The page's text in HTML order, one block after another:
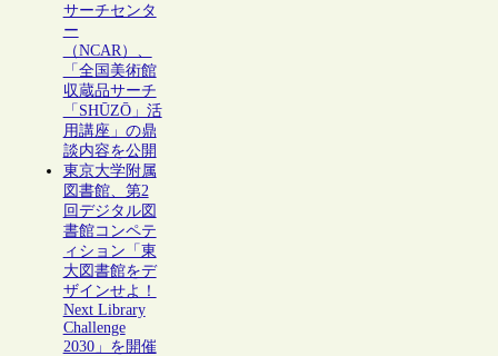
サーチセンタ
ー
（NCAR）、
「全国美術館
収蔵品サーチ
「SHŪZŌ」活
用講座」の鼎
談内容を公開
東京大学附属
図書館、第2
回デジタル図
書館コンペテ
ィション「東
大図書館をデ
ザインせよ！
Next Library
Challenge
2030」を開催